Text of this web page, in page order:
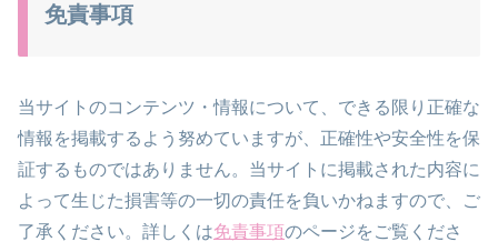
免責事項
当サイトのコンテンツ・情報について、できる限り正確な
情報を掲載するよう努めていますが、正確性や安全性を保
証するものではありません。当サイトに掲載された内容に
よって生じた損害等の一切の責任を負いかねますので、ご
了承ください。詳しくは免責事項のページをご覧くださ